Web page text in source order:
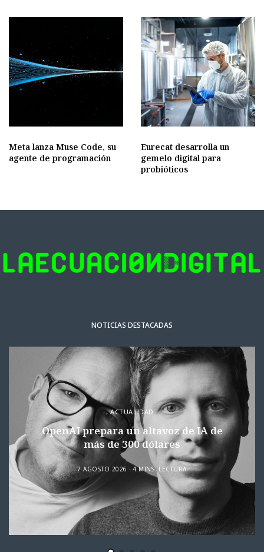
Meta lanza Muse Code, su
agente de programación
Eurecat desarrolla un
gemelo digital para
probióticos
NOTICIAS DESTACADAS
ACTUALIDAD
OpenAI prepara un altavoz de IA de
más de 300 dólares
7 AGOSTO 2026 4 MINS. LECTURA